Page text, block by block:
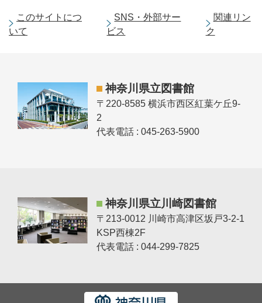
このサイトにつ
いて
SNS・外部サー
ビス
関連リン
ク
神奈川県立図書館
〒220-8585 横浜市西区紅葉ケ丘9-
2
代表電話 : 045-263-5900
神奈川県立川崎図書館
〒213-0012 川崎市高津区坂戸3-2-1
KSP西棟2F
代表電話 : 044-299-7825